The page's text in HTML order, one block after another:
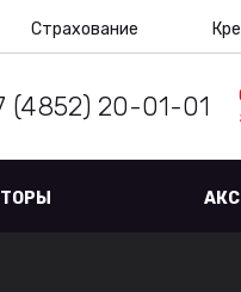
Страхование
(4852) 20-01-01